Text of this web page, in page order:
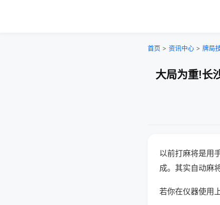
首页 > 资讯中心 > 牌局
大局为重!长
以前打麻将是用
成。其实自动麻
若你在仪器使用